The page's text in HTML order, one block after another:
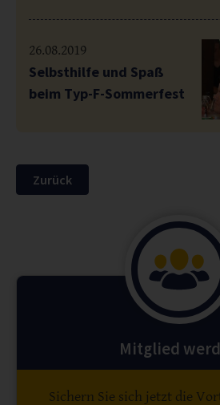
26.08.2019
Selbsthilfe und Spaß
beim Typ-F-Sommerfest
Zurück
Mitglied
Sichern Sie sich jetzt die